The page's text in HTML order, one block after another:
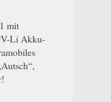
mit
Li Akku-